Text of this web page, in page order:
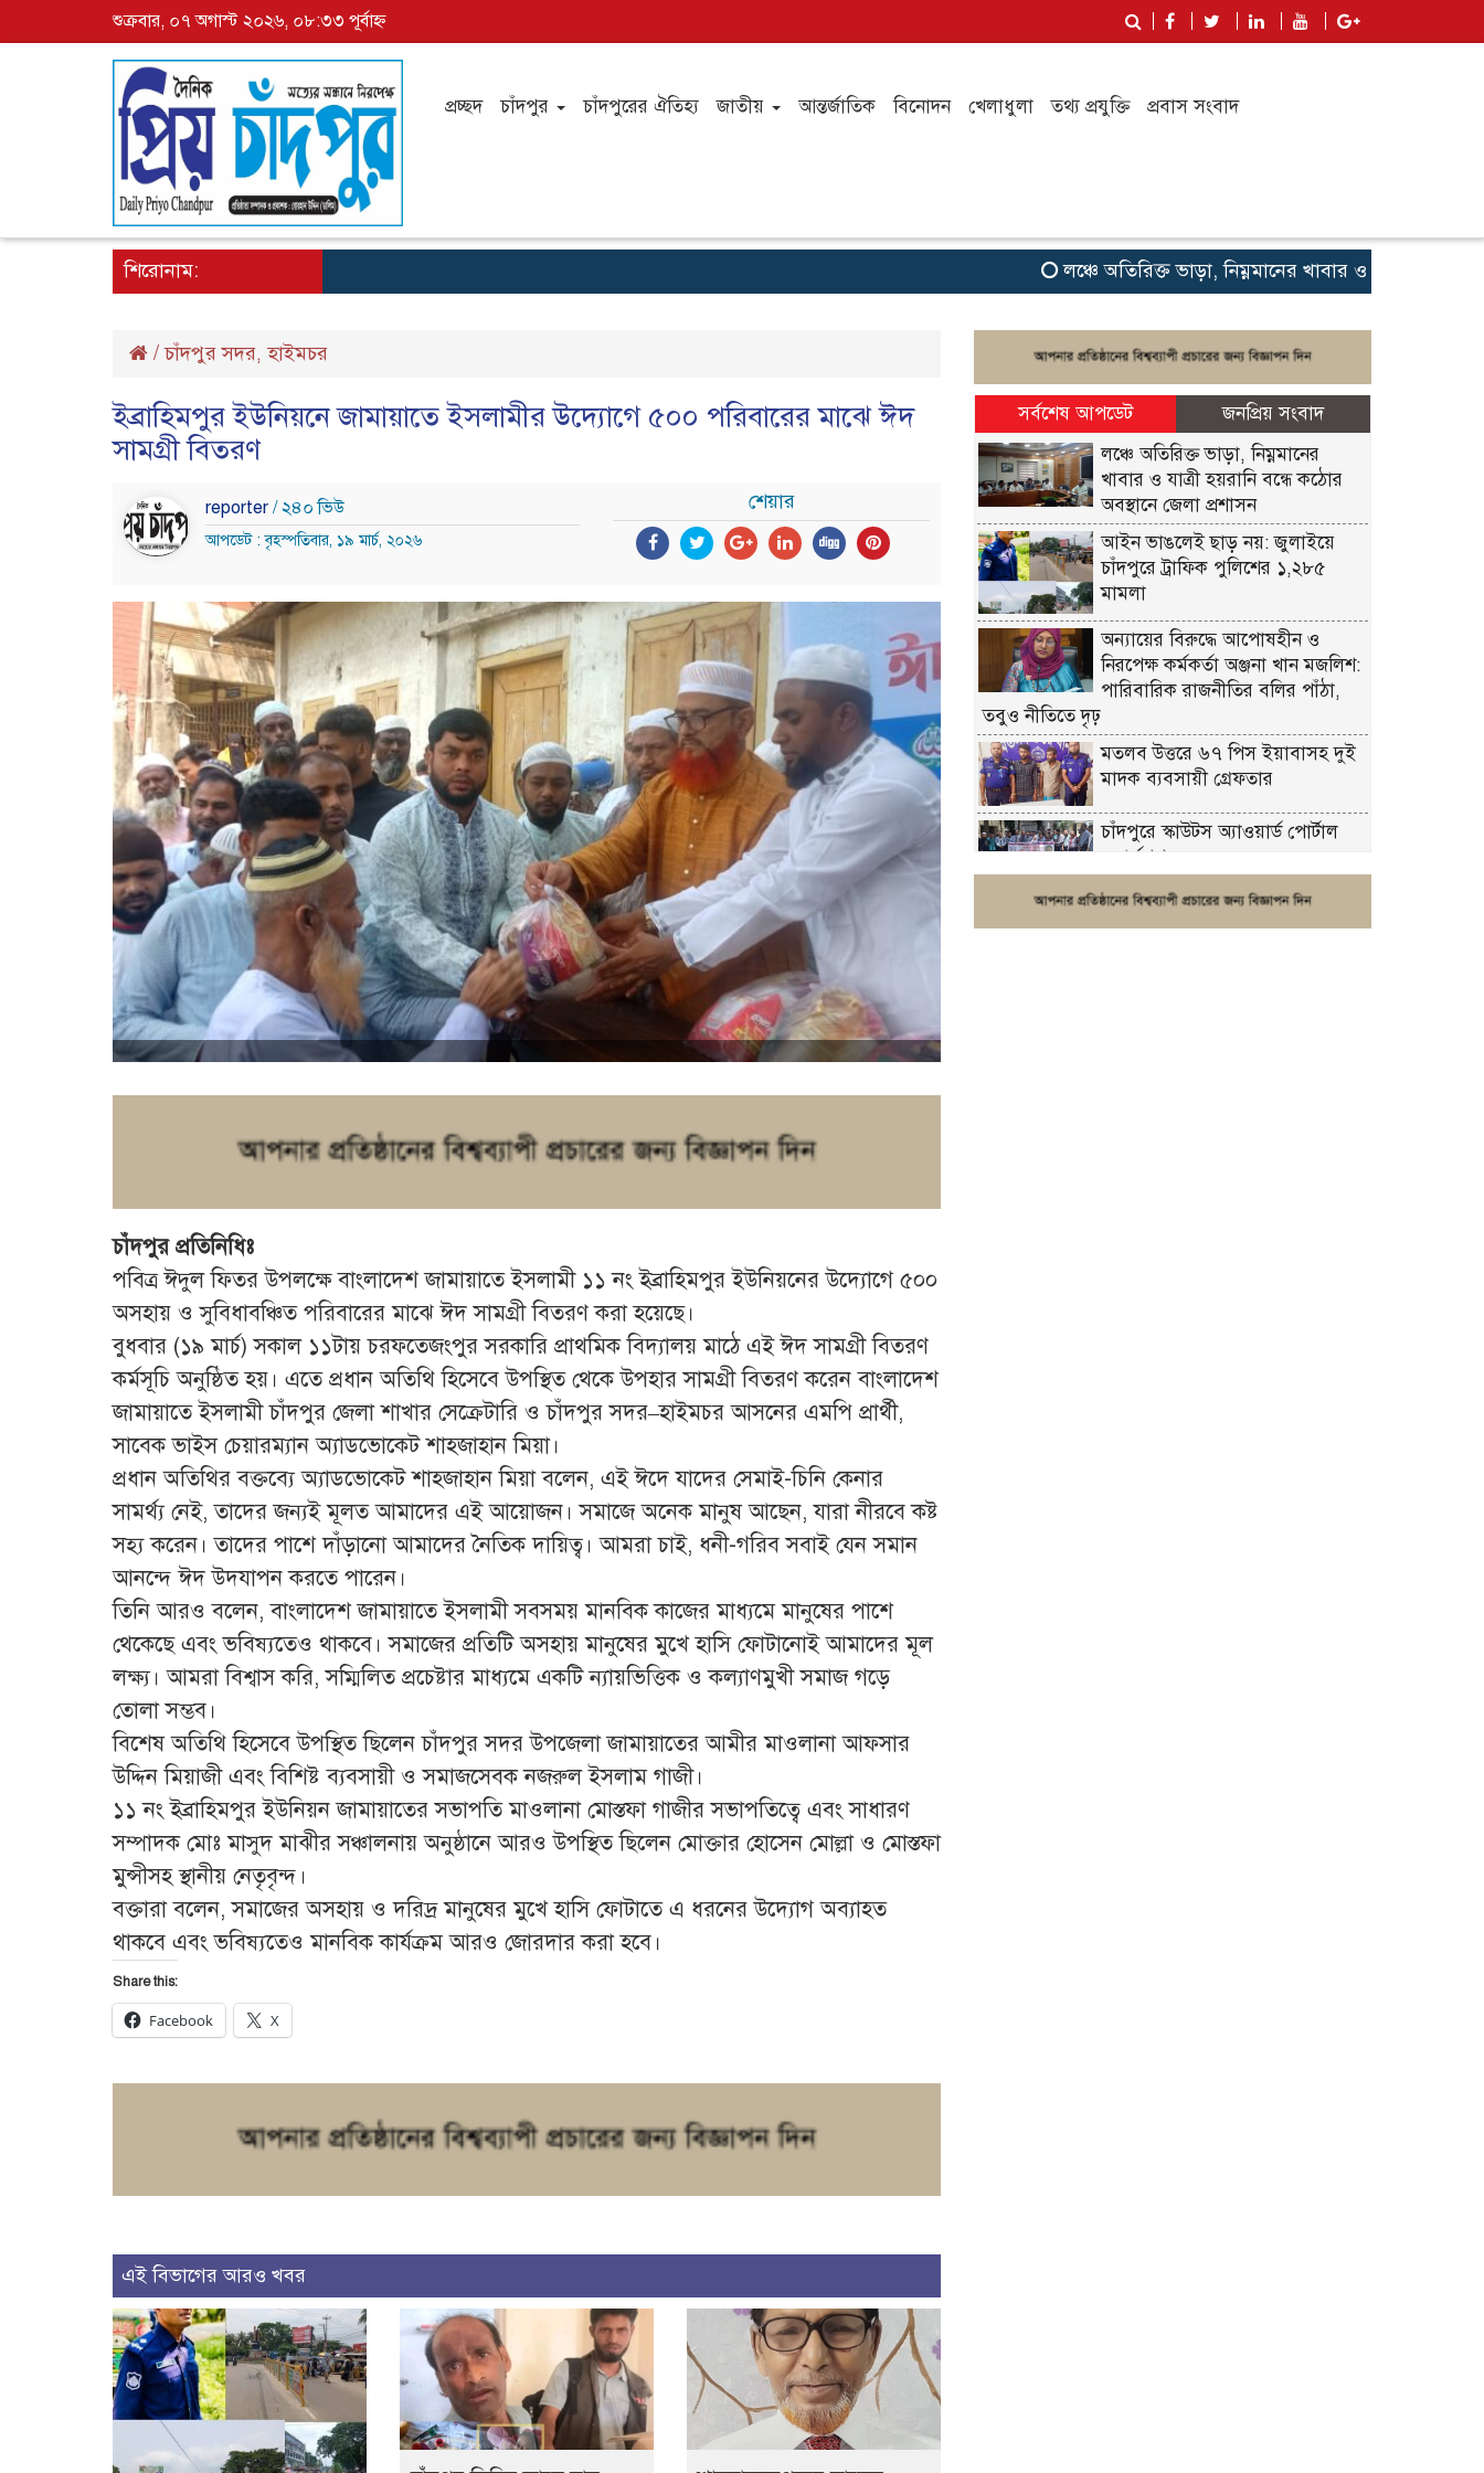
শুক্রবার, ০৭ অগাস্ট ২০২৬, ০৮:৩৩ পূর্বাহ্ন
প্রচ্ছদ চাঁদপুর চাঁদপুরের ঐতিহ্য জাতীয় আন্তর্জাতিক বিনোদন খেলাধুলা তথ্য প্রযুক্তি প্রবাস সংবাদ
শিরোনাম: লঞ্চে অতিরিক্ত ভাড়া, নিম্নমানের খাবার ও যাত্রী হয়রানি
/চাঁদপুর সদর,হাইমচর
ইব্রাহিমপুর ইউনিয়নে জামায়াতে ইসলামীর উদ্যোগে ৫০০ পরিবারের মাঝে ঈদ
সামগ্রী বিতরণ
reporter / ২৪০ ভিউ
আপডেট : বৃহস্পতিবার, ১৯ মার্চ, ২০২৬
শেয়ার
চাঁদপুর প্রতিনিধিঃ
পবিত্র ঈদুল ফিতর উপলক্ষে বাংলাদেশ জামায়াতে ইসলামী ১১ নং ইব্রাহিমপুর ইউনিয়নের উদ্যোগে ৫০০
অসহায় ও সুবিধাবঞ্চিত পরিবারের মাঝে ঈদ সামগ্রী বিতরণ করা হয়েছে।
বুধবার (১৯ মার্চ) সকাল ১১টায় চরফতেজংপুর সরকারি প্রাথমিক বিদ্যালয় মাঠে এই ঈদ সামগ্রী বিতরণ
কর্মসূচি অনুষ্ঠিত হয়। এতে প্রধান অতিথি হিসেবে উপস্থিত থেকে উপহার সামগ্রী বিতরণ করেন বাংলাদেশ
জামায়াতে ইসলামী চাঁদপুর জেলা শাখার সেক্রেটারি ও চাঁদপুর সদর–হাইমচর আসনের এমপি প্রার্থী,
সাবেক ভাইস চেয়ারম্যান অ্যাডভোকেট শাহজাহান মিয়া।
প্রধান অতিথির বক্তব্যে অ্যাডভোকেট শাহজাহান মিয়া বলেন, এই ঈদে যাদের সেমাই-চিনি কেনার
সামর্থ্য নেই, তাদের জন্যই মূলত আমাদের এই আয়োজন। সমাজে অনেক মানুষ আছেন, যারা নীরবে কষ্ট
সহ্য করেন। তাদের পাশে দাঁড়ানো আমাদের নৈতিক দায়িত্ব। আমরা চাই, ধনী-গরিব সবাই যেন সমান
আনন্দে ঈদ উদযাপন করতে পারেন।
তিনি আরও বলেন, বাংলাদেশ জামায়াতে ইসলামী সবসময় মানবিক কাজের মাধ্যমে মানুষের পাশে
থেকেছে এবং ভবিষ্যতেও থাকবে। সমাজের প্রতিটি অসহায় মানুষের মুখে হাসি ফোটানোই আমাদের মূল
লক্ষ্য। আমরা বিশ্বাস করি, সম্মিলিত প্রচেষ্টার মাধ্যমে একটি ন্যায়ভিত্তিক ও কল্যাণমুখী সমাজ গড়ে
তোলা সম্ভব।
বিশেষ অতিথি হিসেবে উপস্থিত ছিলেন চাঁদপুর সদর উপজেলা জামায়াতের আমীর মাওলানা আফসার
উদ্দিন মিয়াজী এবং বিশিষ্ট ব্যবসায়ী ও সমাজসেবক নজরুল ইসলাম গাজী।
১১ নং ইব্রাহিমপুর ইউনিয়ন জামায়াতের সভাপতি মাওলানা মোস্তফা গাজীর সভাপতিত্বে এবং সাধারণ
সম্পাদক মোঃ মাসুদ মাঝীর সঞ্চালনায় অনুষ্ঠানে আরও উপস্থিত ছিলেন মোক্তার হোসেন মোল্লা ও মোস্তফা
মুন্সীসহ স্থানীয় নেতৃবৃন্দ।
বক্তারা বলেন, সমাজের অসহায় ও দরিদ্র মানুষের মুখে হাসি ফোটাতে এ ধরনের উদ্যোগ অব্যাহত
থাকবে এবং ভবিষ্যতেও মানবিক কার্যক্রম আরও জোরদার করা হবে।
Share this:
Facebook X
এই বিভাগের আরও খবর
সর্বশেষ আপডেট
জনপ্রিয় সংবাদ
লঞ্চে অতিরিক্ত ভাড়া, নিম্নমানের
খাবার ও যাত্রী হয়রানি বন্ধে কঠোর
অবস্থানে জেলা প্রশাসন
আইন ভাঙলেই ছাড় নয়: জুলাইয়ে
চাঁদপুরে ট্রাফিক পুলিশের ১,২৮৫
মামলা
অন্যায়ের বিরুদ্ধে আপোষহীন ও
নিরপেক্ষ কর্মকর্তা অঞ্জনা খান মজলিশ:
পারিবারিক রাজনীতির বলির পাঁঠা,
তবুও নীতিতে দৃঢ়
মতলব উত্তরে ৬৭ পিস ইয়াবাসহ দুই
মাদক ব্যবসায়ী গ্রেফতার
চাঁদপুরে স্কাউটস অ্যাওয়ার্ড পোর্টাল
ওয়ার্কশপ
ফরিদগঞ্জে চুরির আতঙ্ক: এক সপ্তাহে
২০টির বেশি ঘটনা, নিরাপত্তাহীনতায়